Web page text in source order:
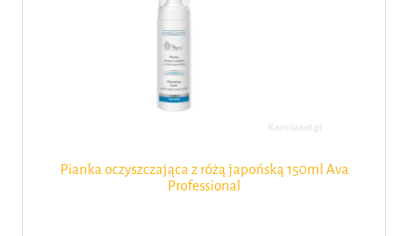
Pianka oczyszczająca z różą japońską 150ml Ava
Professional